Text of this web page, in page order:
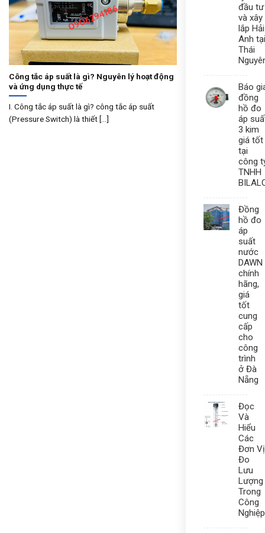
Công tắc áp suất là gì? Nguyên lý hoạt động
và ứng dụng thực tế
I. Công tắc áp suất là gì? công tắc áp suất
(Pressure Switch) là thiết [...]
đầu tư
và xây
lắp Hải
Anh tại
Thái
Báo
đồng
hồ đo
áp
3 kim
giá tốt
tại
công
TNHH
Đồng
hồ đo
áp
suất
nước
DAWN
chính
hãng,
giá
tốt
cung
cấp
cho
công
trình
ở Đà
Nẵng
Đọc
Và
Hiểu
Các
Đơn Vị
Đo
Lưu
Lượng
Trong
Công
Nghiệp